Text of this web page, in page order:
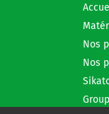
Nos
Nos